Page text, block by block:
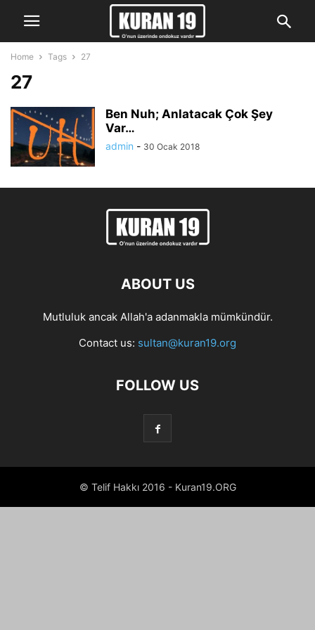
Home Tags 27
27
Ben Nuh; Anlatacak Çok Şey
Var…
admin - 30 Ocak 2018
ABOUT US
Mutluluk ancak Allah'a adanmakla mümkündür.
Contact us: sultan@kuran19.org
FOLLOW US
© Telif Hakkı 2016 - Kuran19.ORG